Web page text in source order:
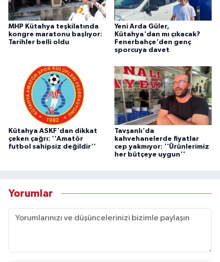
MHP Kütahya teşkilatında
kongre maratonu başlıyor:
Tarihler belli oldu
Yeni Arda Güler,
Kütahya'dan mı çıkacak?
Fenerbahçe'den genç
sporcuya davet
Kütahya ASKF'dan dikkat
çeken çağrı: ''Amatör
futbol sahipsiz değildir''
Tavşanlı'da
kahvehanelerde fiyatlar
cep yakmıyor: ''Ürünlerimiz
her bütçeye uygun''
Yorumlar